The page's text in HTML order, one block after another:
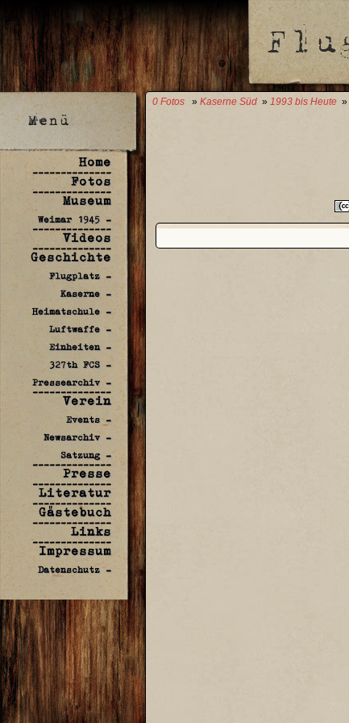
Home
--------------
Fotos
--------------
Museum
Weimar 1945 -
--------------
Videos
--------------
Geschichte
Flugplatz -
Kaserne -
Heimatschule -
Luftwaffe -
Einheiten -
327th FCS -
Pressearchiv -
--------------
Verein
Events -
Newsarchiv -
Satzung -
--------------
Presse
--------------
Literatur
--------------
Gästebuch
--------------
Links
--------------
Impressum
Datenschutz -
0 Fotos » Kaserne Süd » 1993 bis Heute »